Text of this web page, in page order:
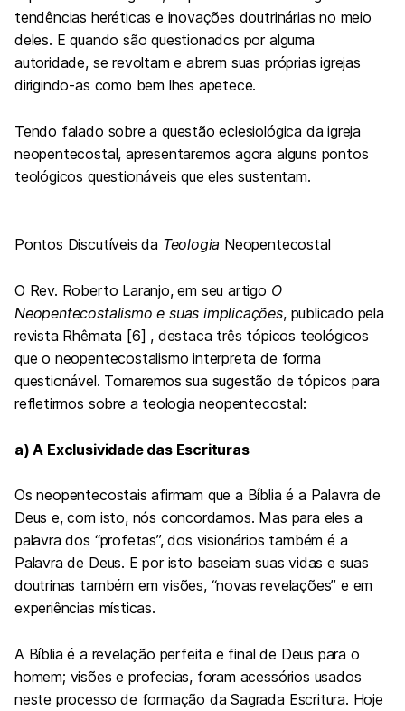
tendências heréticas e inovações doutrinárias no meio
deles. E quando são questionados por alguma
autoridade, se revoltam e abrem suas próprias igrejas
dirigindo-as como bem lhes apetece.
Tendo falado sobre a questão eclesiológica da igreja
neopentecostal, apresentaremos agora alguns pontos
teológicos questionáveis que eles sustentam.
Pontos Discutíveis da Teologia Neopentecostal
O Rev. Roberto Laranjo, em seu artigo O
Neopentecostalismo e suas implicações, publicado pela
revista Rhêmata [6] , destaca três tópicos teológicos
que o neopentecostalismo interpreta de forma
questionável. Tomaremos sua sugestão de tópicos para
refletirmos sobre a teologia neopentecostal:
a) A Exclusividade das Escrituras
Os neopentecostais afirmam que a Bíblia é a Palavra de
Deus e, com isto, nós concordamos. Mas para eles a
palavra dos “profetas”, dos visionários também é a
Palavra de Deus. E por isto baseiam suas vidas e suas
doutrinas também em visões, “novas revelações” e em
experiências místicas.
A Bíblia é a revelação perfeita e final de Deus para o
homem; visões e profecias, foram acessórios usados
neste processo de formação da Sagrada Escritura. Hoje